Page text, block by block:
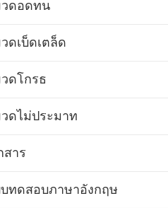
ดอดทน
ดเบ็ดเตล็ด
ดโกรธ
ดไม่ประมาท
สาร
ทดสอบภาษาอังกฤษ